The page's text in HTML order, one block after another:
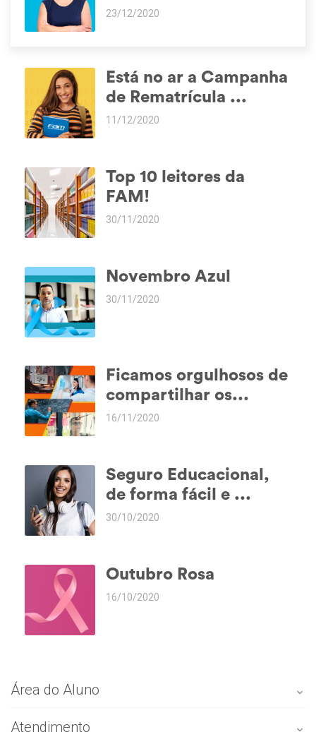
23/12/2020
Está no ar a Campanha
de Rematrícula ...
11/12/2020
Top 10 leitores da
FAM!
30/11/2020
Novembro Azul
30/11/2020
Ficamos orgulhosos de
compartilhar os...
16/11/2020
Seguro Educacional,
de forma fácil e ...
30/10/2020
Outubro Rosa
16/10/2020
Área do Aluno
Portal do aluno
Atendimento